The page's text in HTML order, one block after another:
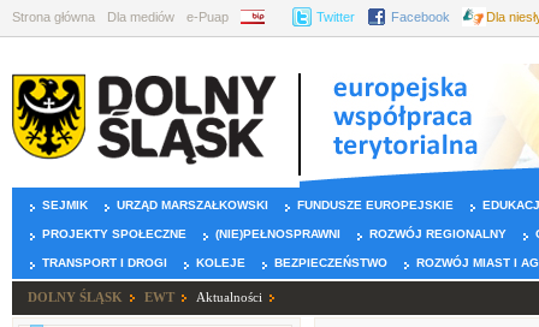
Strona główna Dla mediów e-Puap BIP Twitter Facebook Dla
SEJMIK URZĄD MARSZAŁKOWSKI FUNDUSZE EUROPEJSKIE
PROJEKTY SPOŁECZNE (NIE)PEŁNOSPRAWNI ROZWÓJ REGIONALNY
TRANSPORT I DROGI KOLEJE BEZPIECZEŃSTWO ROZWÓJ MIAST I
DOLNY ŚLĄSK EWT Aktualności